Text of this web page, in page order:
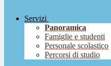
Servizi
Panoramica
Famiglie e studenti
Personale scolastico
Percorsi di studio